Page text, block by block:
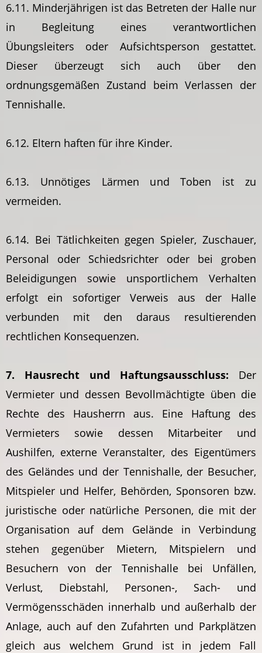
6.11. Minderjährigen ist das Betreten der Halle nur
in Begleitung eines verantwortlichen
Übungsleiters oder Aufsichtsperson gestattet.
Dieser überzeugt sich auch über den
ordnungsgemäßen Zustand beim Verlassen der
Tennishalle.
6.12. Eltern haften für ihre Kinder.
6.13. Unnötiges Lärmen und Toben ist zu
vermeiden.
6.14. Bei Tätlichkeiten gegen Spieler, Zuschauer,
Personal oder Schiedsrichter oder bei groben
Beleidigungen sowie unsportlichem Verhalten
erfolgt ein sofortiger Verweis aus der Halle
verbunden mit den daraus resultierenden
rechtlichen Konsequenzen.
7. Hausrecht und Haftungsausschluss: Der
Vermieter und dessen Bevollmächtigte üben die
Rechte des Hausherrn aus. Eine Haftung des
Vermieters sowie dessen Mitarbeiter und
Aushilfen, externe Veranstalter, des Eigentümers
des Geländes und der Tennishalle, der Besucher,
Mitspieler und Helfer, Behörden, Sponsoren bzw.
juristische oder natürliche Personen, die mit der
Organisation auf dem Gelände in Verbindung
stehen gegenüber Mietern, Mitspielern und
Besuchern von der Tennishalle bei Unfällen,
Verlust, Diebstahl, Personen-, Sach- und
Vermögensschäden innerhalb und außerhalb der
Anlage, auch auf den Zufahrten und Parkplätzen
gleich aus welchem Grund ist in jedem Fall